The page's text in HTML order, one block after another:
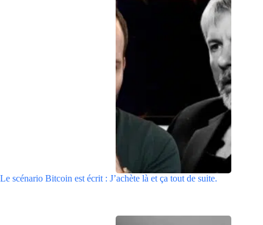
Le scénario Bitcoin est écrit : J’achète là et ça tout de suite.